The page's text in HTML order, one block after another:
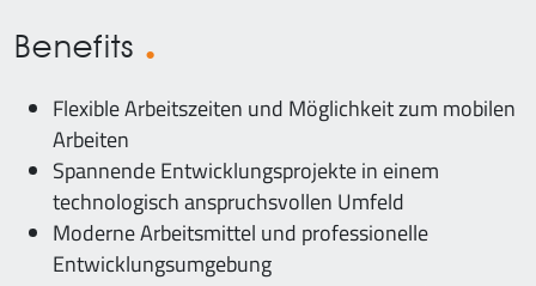
Benefits
Flexible Arbeitszeiten und Möglichkeit zum mobilen
Arbeiten
Spannende Entwicklungsprojekte in einem
technologisch anspruchsvollen Umfeld
Moderne Arbeitsmittel und professionelle
Entwicklungsumgebung